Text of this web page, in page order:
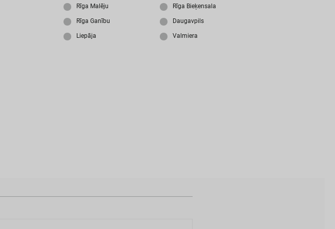
Aiz
id
Rīga Malēju Rīga Bieķensala
Rīga Ganību Daugavpils
Liepāja Valmiera